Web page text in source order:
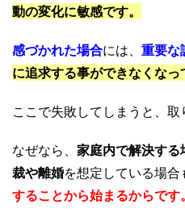
動の変化に敏感です。
感づかれた場合には、 重要な
に追求する事ができなくなっ
ここで失敗してしまうと、取
なぜなら、 家庭内で解決する
裁や離婚を想定している場合
することから始まるからです。